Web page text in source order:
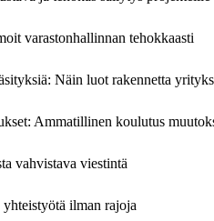
varastonhallinnan tehokkaasti
Näin luot rakennetta
Ammatillinen koulutus
vahvistava viestintä
ilman rajoja